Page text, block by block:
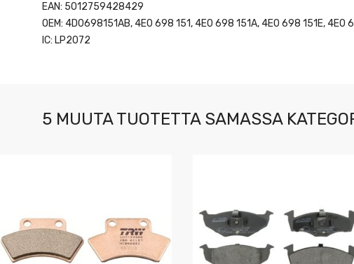
EAN: 5012759428429
OEM: 4D0698151AB, 4E0 698 151, 4E0 698 151A, 4E0 698 151E,
IC: LP2072
5 MUUTA TUOTETTA SAMASSA